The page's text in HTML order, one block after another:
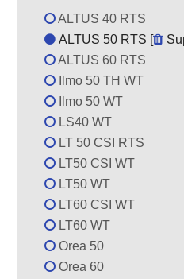
ALTUS 40 RTS
ALTUS 50 RTS [
ALTUS 60 RTS
Ilmo 50 TH WT
Ilmo 50 WT
LS40 WT
LT 50 CSI RTS
LT50 CSI WT
LT50 WT
LT60 CSI WT
LT60 WT
Orea 50
Orea 60